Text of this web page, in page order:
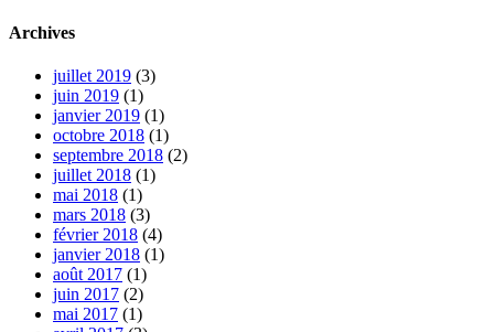
Archives
juillet 2019 (3)
juin 2019 (1)
janvier 2019 (1)
octobre 2018 (1)
septembre 2018 (2)
juillet 2018 (1)
mai 2018 (1)
mars 2018 (3)
février 2018 (4)
janvier 2018 (1)
août 2017 (1)
juin 2017 (2)
mai 2017 (1)